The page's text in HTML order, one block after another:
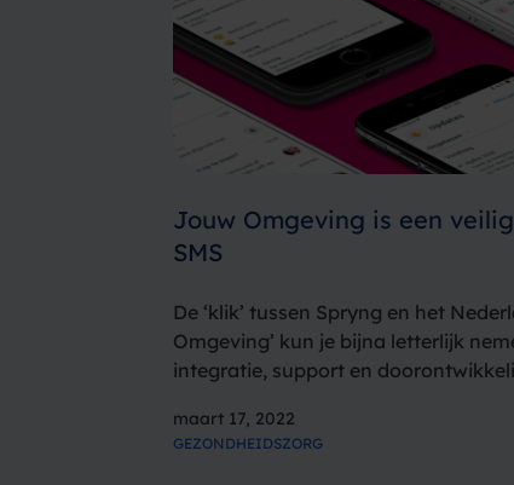
Jouw Omgeving is een
SMS
De ‘klik’ tussen Spryng en het
Omgeving’ kun je bijna letterlijk
integratie, support en
samenwerking, die draait…
maart 17, 2022
GEZONDHEIDSZORG